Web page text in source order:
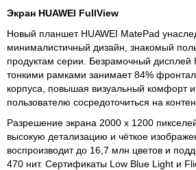
Экран HUAWEI FullView
Новый планшет HUAWEI MatePad
минималистичный дизайн, знакомый
продуктам серии. Безрамочный дисплей
тонкими рамками занимает 84%
корпуса, повышая визуальный комфорт
пользователю сосредоточиться на
Разрешение экрана 2000 x 1200
высокую детализацию и чёткое
воспроизводит до 16,7 млн цветов и
470 нит. Сертификаты Low Blue Light и